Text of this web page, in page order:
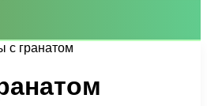
с гранатом